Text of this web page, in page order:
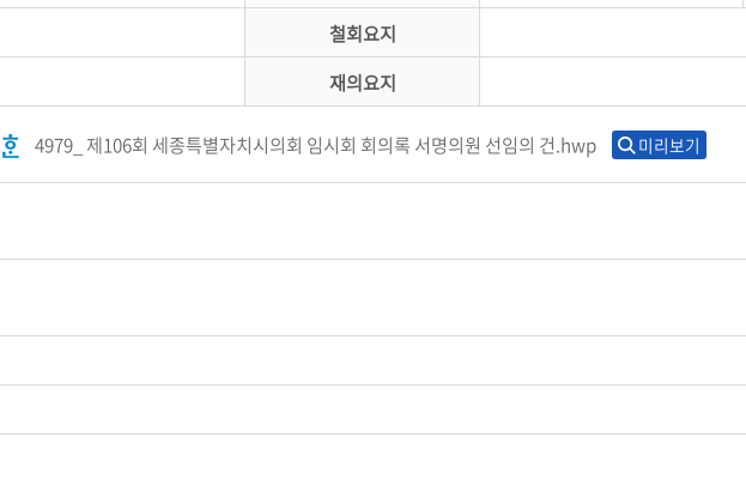
철회요지
재의요지
4979_ 제106회 세종특별자치시의회 임시회 회의록 서명의원 선임의 건.hwp 미리보기